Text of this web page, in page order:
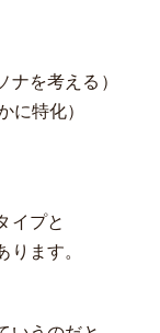
を考える）
特化）
イプと
ます。